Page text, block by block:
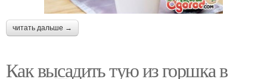
читать дальше →
Как высадить тую из горшка в